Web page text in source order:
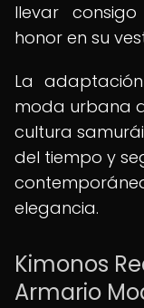
llevar
honor en su
La
moda urbana
cultura
del tiempo y
elegancia.
Kimonos
Armario